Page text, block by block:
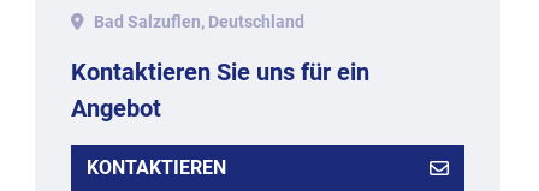
3010/WS1kg-WZGP, 2009.
Bad Salzuflen, Deutschland
Kontaktieren Sie uns für ein
Angebot
KONTAKTIEREN